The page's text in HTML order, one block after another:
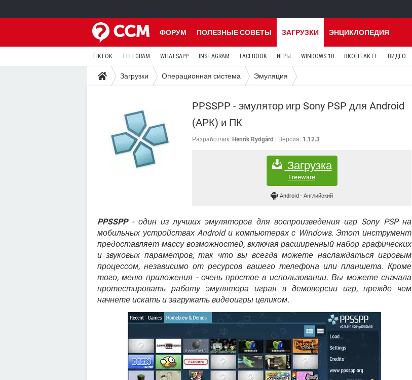
ФОРУМ ПОЛЕЗНЫЕ СОВЕТЫ ЗАГРУЗКИ ЭНЦИКЛОПЕДИЯ
TIKTOK TELEGRAM WHATSAPP INSTAGRAM FACEBOOK ИГРЫ WINDOWS 10 ВКОНТАКТЕ ВИДЕО
Загрузки Операционная система Эмуляция
PPSSPP - эмулятор игр Sony PSP для Android
(АРК) и ПК
Разработчик: Henrik Rydgård Версия: 1.12.3
Загрузка
Freeware
Android - Английский
PPSSPP- один из лучших эмуляторов для воспроизведения игр Sony PSP на
мобильных устройствах Android и компьютерах с Windows. Этот инструмент
предоставляет массу возможностей, включая расширенный набор графических
и звуковых параметров, так что вы всегда можете наслаждаться игровым
процессом, независимо от ресурсов вашего телефона или планшета. Кроме
того, меню приложения - очень простое в использовании. Вы можете сначала
протестировать работу эмулятора играя в демоверсии игр, прежде чем
начнете искать и загружать видеоигры целиком.